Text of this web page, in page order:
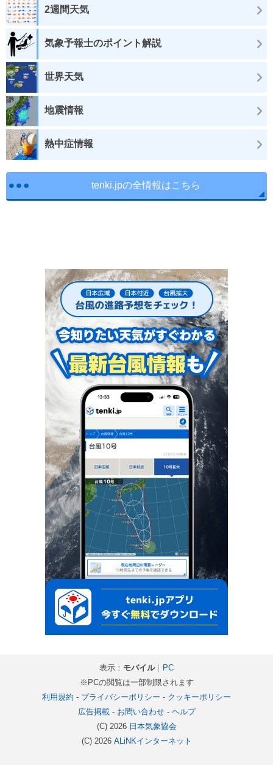
2週間天気
気象予報士のポイント解説
世界天気
地震情報
熱中症情報
tenki.jpの全情報はこちら
表示： モバイル｜ PC
※PCの閲覧は一部制限されます
利用規約 - プライバシーポリシー - クッキーポリシー
広告掲載- お問い合わせ- ヘルプ
(C) 2026 日本気象協会
(C) 2026 ALiNKインターネット